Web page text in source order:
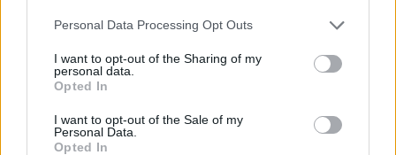
Personal Data Processing Opt Outs
I want to opt-out of the Sharing of my
personal data.
Opted In
I want to opt-out of the Sale of my
Personal Data.
Opted In